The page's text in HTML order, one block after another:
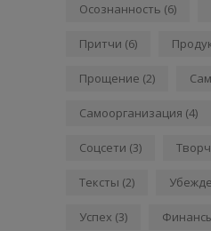
Осознанность (6)
Притчи (6)
Прощение (2)
Самоорганизация (4)
Соцсети (3)
Тексты (2)
Успех (3)